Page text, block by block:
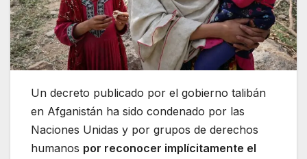
Un decreto publicado por el gobierno talibán
en Afganistán ha sido condenado por las
Naciones Unidas y por grupos de derechos
humanos por reconocer implícitamente el